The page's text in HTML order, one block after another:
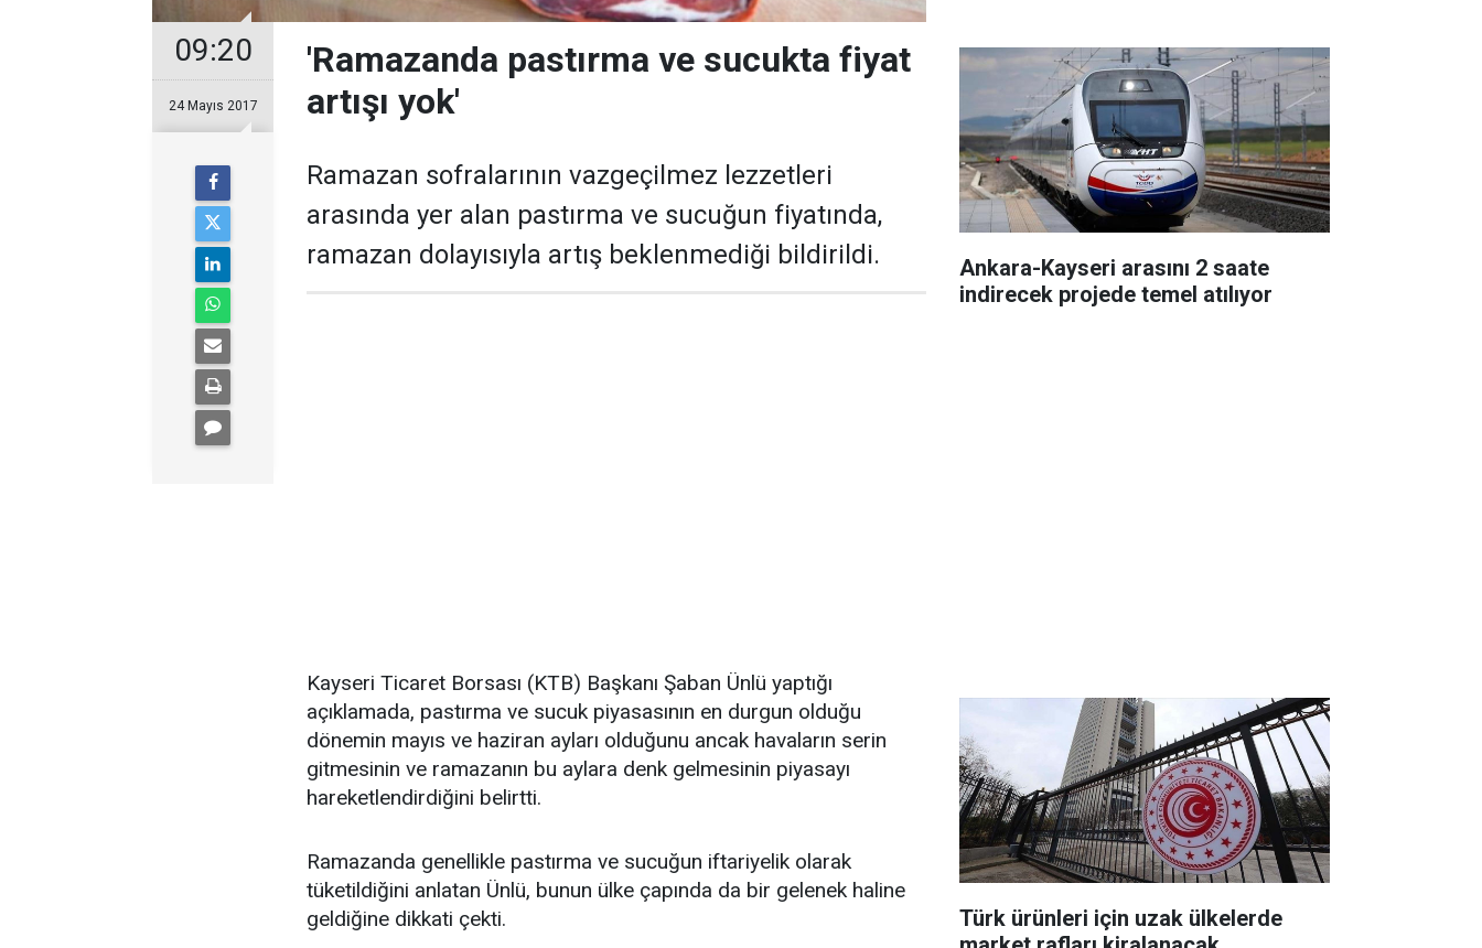
09:20
24 Mayıs 2017
'Ramazanda pastırma ve sucukta fiyat
artışı yok'
Ramazan sofralarının vazgeçilmez lezzetleri
arasında yer alan pastırma ve sucuğun fiyatında,
ramazan dolayısıyla artış beklenmediği bildirildi.
Kayseri Ticaret Borsası (KTB) Başkanı Şaban Ünlü yaptığı
açıklamada, pastırma ve sucuk piyasasının en durgun olduğu
dönemin mayıs ve haziran ayları olduğunu ancak havaların serin
gitmesinin ve ramazanın bu aylara denk gelmesinin piyasayı
hareketlendirdiğini belirtti.
Ramazanda genellikle pastırma ve sucuğun iftariyelik olarak
tüketildiğini anlatan Ünlü, bunun ülke çapında da bir gelenek haline
geldiğine dikkati çekti.
Ankara-Kayseri arasını 2 saate
indirecek projede temel atılıyor
Türk ürünleri için uzak ülkelerde